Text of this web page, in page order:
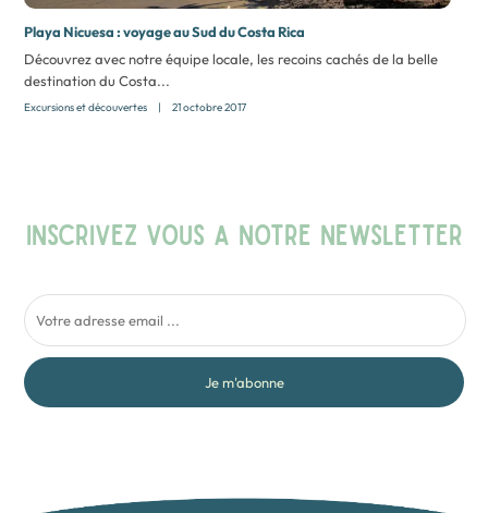
Playa Nicuesa : voyage au Sud du Costa Rica
Découvrez avec notre équipe locale, les recoins cachés de la belle
destination du Costa...
Excursions et découvertes | 21 octobre 2017
INSCRIVEZ VOUS A NOTRE NEWSLETTER
Je m'abonne